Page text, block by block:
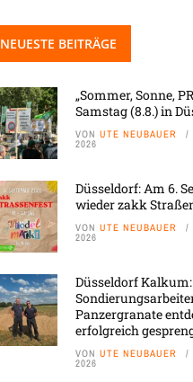
NEUESTE BEITRÄGE
„Sommer, Sonne,
Samstag (8.8.) in
VON UTE NEUBAUER
2026
Düsseldorf: Am 6.
wieder zakk
VON UTE NEUBAUER
2026
Düsseldorf
Panzergranate
erfolgreich
VON UTE NEUBAUER
2026